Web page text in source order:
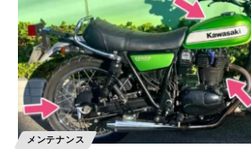
メンテナンス